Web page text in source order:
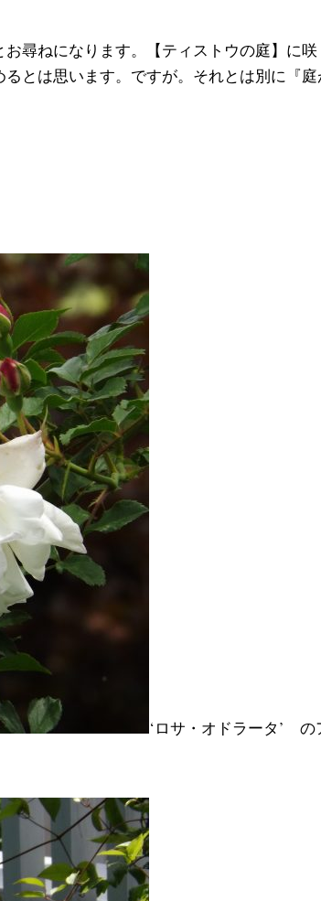
尋ねになります。【ティストウの庭】に
とは思います。ですが。それとは別に『
‘ロサ・オドラータ’ の